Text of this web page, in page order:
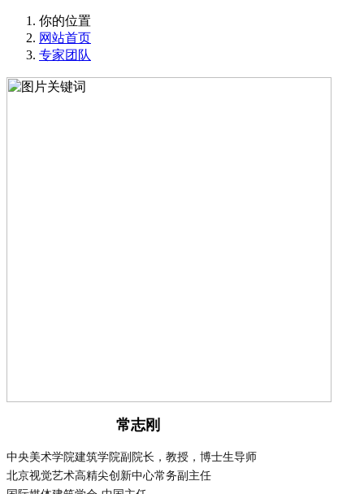
你的位置
网站首页
专家团队
常志刚
中央美术学院建筑学院副院长，教授，博士生导师
北京视觉艺术高精尖创新中心常务副主任